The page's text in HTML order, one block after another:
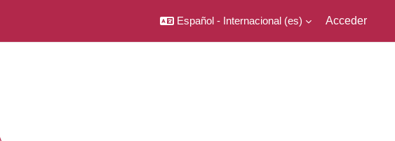
Español - Internacional ‎(es)‎ Acceder